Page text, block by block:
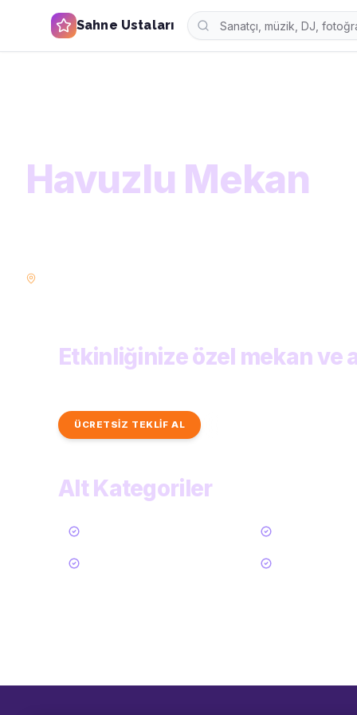
Sahne Ustaları
Havuzlu Mekan
Etkinliğinize özel mekan ve
ÜCRETSİZ TEKLİF AL
Alt Kategoriler